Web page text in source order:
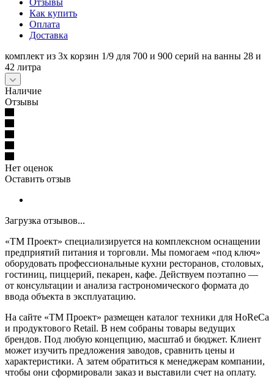
Как купить
Оплата
Доставка
комплект из 3х корзин 1/9 для 700 и 900 серий на ванны 28 и
42 литра
Наличие
Отзывы
Нет оценок
Оставить отзыв
Загрузка отзывов...
«ТМ Проект» специализируется на комплексном оснащении
предприятий питания и торговли. Мы помогаем «под ключ»
оборудовать профессиональные кухни ресторанов, столовых,
гостиниц, пиццерий, пекарен, кафе. Действуем поэтапно —
от консультации и анализа гастрономического формата до
ввода объекта в эксплуатацию.
На сайте «ТМ Проект» размещен каталог техники для HoReCa
и продуктового Retail. В нем собраны товары ведущих
брендов. Под любую концепцию, масштаб и бюджет. Клиент
может изучить предложения заводов, сравнить цены и
характеристики. А затем обратиться к менеджерам компании,
чтобы они сформировали заказ и выставили счет на оплату.